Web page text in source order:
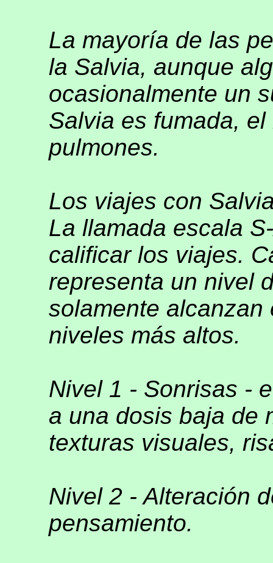
La mayoría de las
la Salvia, aunque
ocasionalmente un
Salvia es fumada,
pulmones.
Los viajes con
La llamada escala
calificar los viajes.
representa un nivel
solamente
niveles más altos.
Nivel 1 - Sonrisas -
a una dosis baja de
texturas visuales,
Nivel 2 - Alteración
pensamiento.